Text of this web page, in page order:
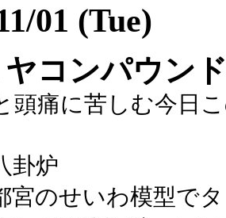
01 (Tue)
コンパウン
頭痛に苦しむ今日
卦炉
宮のせいわ模型で